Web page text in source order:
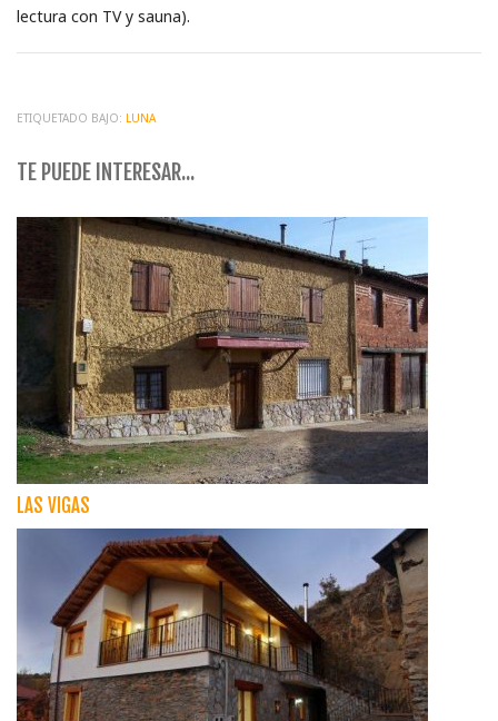
lectura con TV y sauna).
ETIQUETADO BAJO: LUNA
TE PUEDE INTERESAR...
LAS VIGAS